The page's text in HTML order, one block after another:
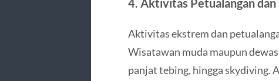
4. Aktivitas Petualangan
Aktivitas ekstrem dan
Wisatawan muda maupun
panjat tebing, hingga skydiving.